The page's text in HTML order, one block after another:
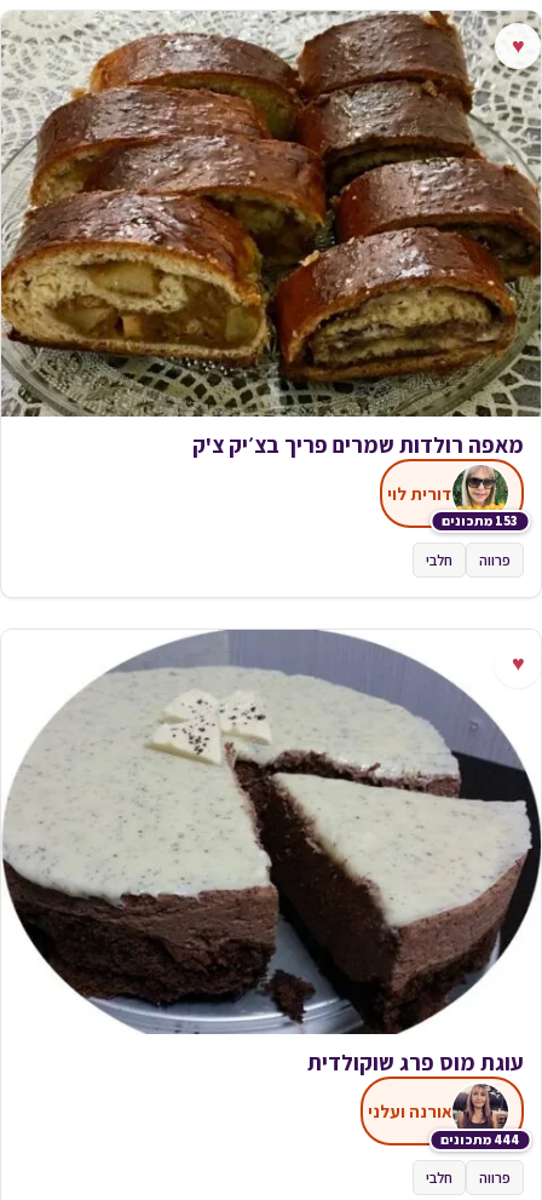
♥
מאפה רולדות שמרים פריך בצ׳יק צ'ק
153 מתכונים
דורית לוי
פרווה חלבי
♥
עוגת מוס פרג שוקולדית
444 מתכונים
אורנה ועלני
פרווה חלבי